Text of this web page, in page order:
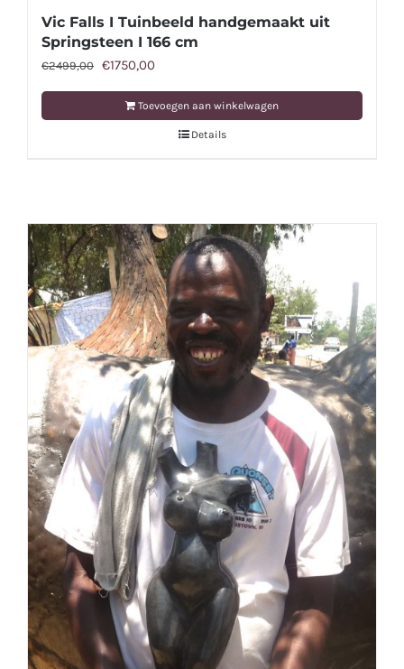
Vic Falls I Tuinbeeld handgemaakt uit
Springsteen I 166 cm
€2499,00 Oorspronkelijke
prijs
was:
€1750,00
prijs
is:
€1750,00.
Toevoegen aan winkelwagen
Details